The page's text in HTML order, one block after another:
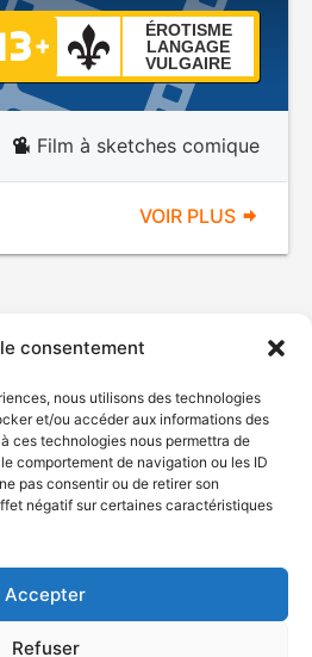
consentement
nous utilisons des technologies
et/ou accéder aux informations des
ces technologies nous permettra de
comportement de navigation ou les ID
pas consentir ou de retirer son
négatif sur certaines caractéristiques
Accepter
Refuser
ÉROTISME
LANGAGE
VULGAIRE
Film à sketches comique
VOIR PLUS
du Québec, 2026
Plan du site
Accessibilité
à l'information
de services